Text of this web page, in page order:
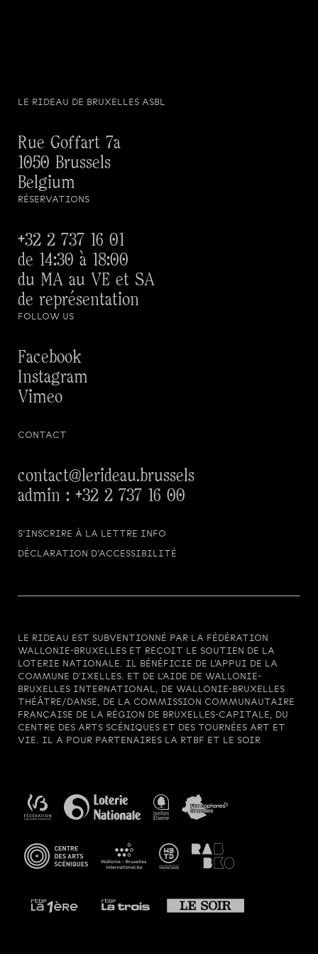
LE RIDEAU DE BRUXELLES ASBL
Rue Goffart 7a
1050 Brussels
Belgium
RÉSERVATIONS
+32 2 737 16 01
de 14:30 à 18:00
du MA au VE et SA
de représentation
FOLLOW US
Facebook
Instagram
Vimeo
S’INSCRIRE À LA LETTRE INFO
DÉCLARATION D’ACCESSIBILITÉ
CONTACT
contact@lerideau.brussels
admin : +32 2 737 16 00
LE RIDEAU EST SUBVENTIONNÉ PAR LA FÉDÉRATION
WALLONIE-BRUXELLES ET REÇOIT LE SOUTIEN DE LA
LOTERIE NATIONALE. IL BÉNÉFICIE DE L'APPUI DE LA
COMMUNE D'IXELLES. ET DE L'AIDE DE WALLONIE-
BRUXELLES INTERNATIONAL, DE WALLONIE-BRUXELLES
THÉÂTRE/DANSE, DE LA COMMISSION COMMUNAUTAIRE
FRANÇAISE DE LA RÉGION DE BRUXELLES-CAPITALE, DU
CENTRE DES ARTS SCÉNIQUES ET DES TOURNÉES ART ET
VIE. IL A POUR PARTENAIRES LA RTBF ET LE SOIR